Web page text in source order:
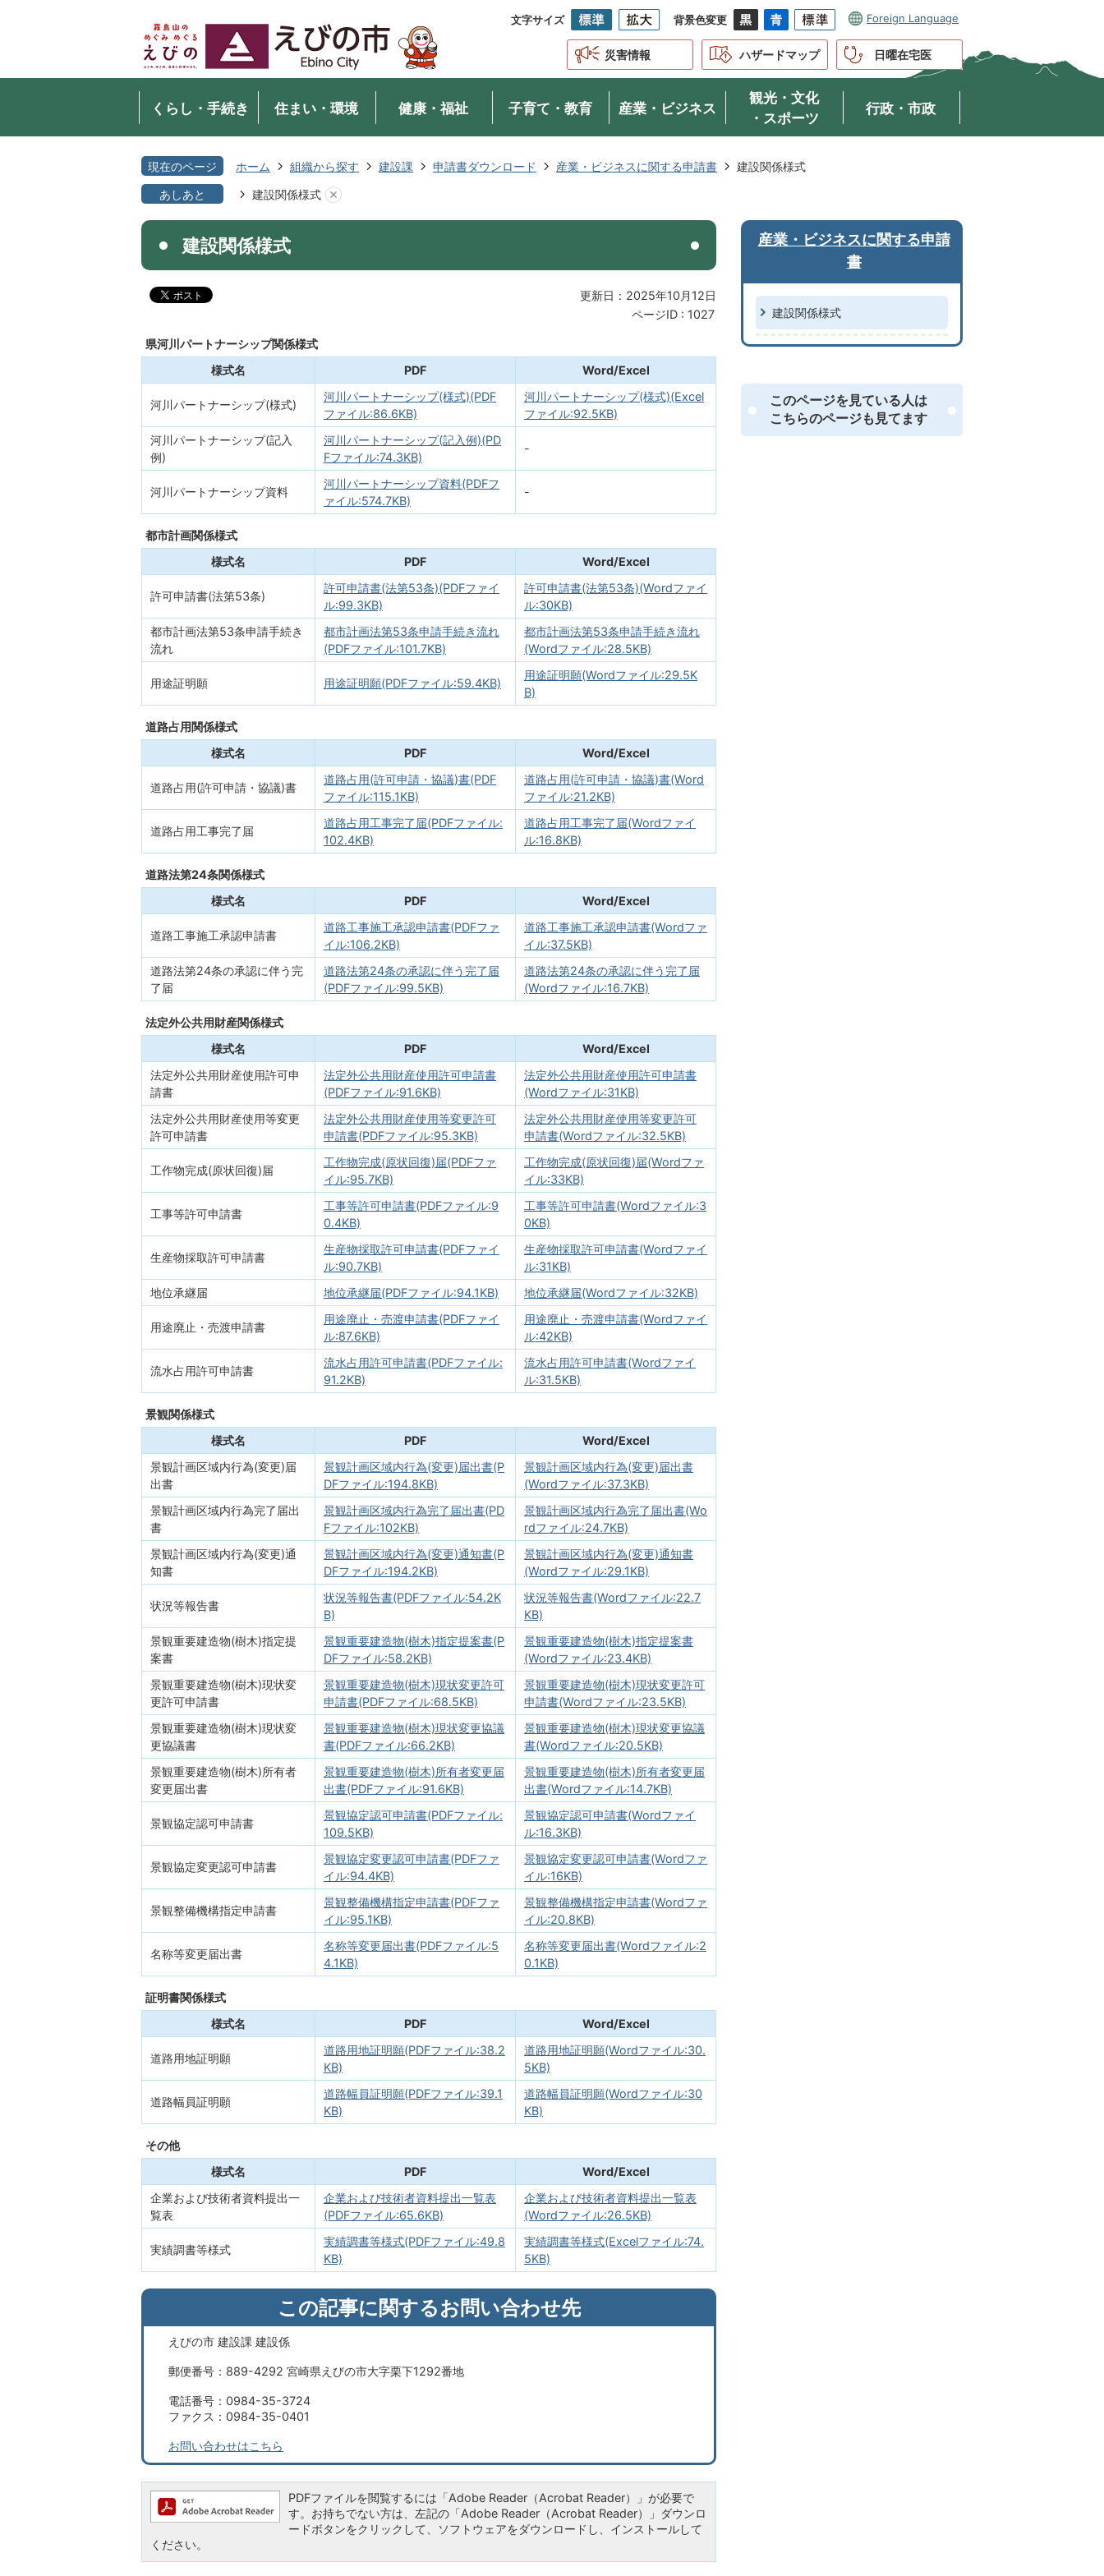
文字サイズ 背景色変更 Foreign Language
災害情報 ハザードマップ 日曜在宅医
くらし・手続き 住まい・環境 健康・福祉 子育て・教育 産業・ビジネス
観光・文化
・スポーツ
行政・市政
現在のページ ホーム 組織から探す 建設課 申請書ダウンロード 産業・ビジネスに関する申請書
建設関係様式
あしあと
建設関係様式
建設関係様式
更新日：2025年10月12日
ページID : 1027
県河川パートナーシップ関係様式
様式名
PDF Word/Excel
河川パートナーシップ(様式)
河川パートナーシップ(様式)(PDF
ファイル:86.6KB)
河川パートナーシップ(様式)(Excel
ファイル:92.5KB)
河川パートナーシップ(記入
例)
河川パートナーシップ(記入例)(PD
Fファイル:74.3KB)
-
河川パートナーシップ資料
河川パートナーシップ資料(PDFフ
ァイル:574.7KB)
-
都市計画関係様式
様式名
PDF Word/Excel
許可申請書(法第53条)
許可申請書(法第53条)(PDFファイ
ル:99.3KB)
許可申請書(法第53条)(Wordファイ
ル:30KB)
都市計画法第53条申請手続き
流れ
都市計画法第53条申請手続き流れ
(PDFファイル:101.7KB)
都市計画法第53条申請手続き流れ
(Wordファイル:28.5KB)
用途証明願 用途証明願(PDFファイル:59.4KB)
用途証明願(Wordファイル:29.5K
B)
道路占用関係様式
様式名
PDF Word/Excel
道路占用(許可申請・協議)書
道路占用(許可申請・協議)書(PDF
ファイル:115.1KB)
道路占用(許可申請・協議)書(Word
ファイル:21.2KB)
道路占用工事完了届
道路占用工事完了届(PDFファイル:
102.4KB)
道路占用工事完了届(Wordファイ
ル:16.8KB)
道路法第24条関係様式
様式名
PDF Word/Excel
道路工事施工承認申請書
道路工事施工承認申請書(PDFファ
イル:106.2KB)
道路工事施工承認申請書(Wordファ
イル:37.5KB)
道路法第24条の承認に伴う完
了届
道路法第24条の承認に伴う完了届
(PDFファイル:99.5KB)
道路法第24条の承認に伴う完了届
(Wordファイル:16.7KB)
法定外公共用財産関係様式
様式名
PDF
Word/Excel
法定外公共用財産使用許可申
請書
法定外公共用財産使用許可申請書
(PDFファイル:91.6KB)
法定外公共用財産使用許可申請書
(Wordファイル:31KB)
法定外公共用財産使用等変更
許可申請書
法定外公共用財産使用等変更許可
申請書(PDFファイル:95.3KB)
法定外公共用財産使用等変更許可
申請書(Wordファイル:32.5KB)
工作物完成(原状回復)届
工作物完成(原状回復)届(PDFファ
イル:95.7KB)
工作物完成(原状回復)届(Wordファ
イル:33KB)
工事等許可申請書
工事等許可申請書(PDFファイル:9
0.4KB)
工事等許可申請書(Wordファイル:3
0KB)
生産物採取許可申請書
生産物採取許可申請書(PDFファイ
ル:90.7KB)
生産物採取許可申請書(Wordファイ
ル:31KB)
地位承継届
地位承継届(PDFファイル:94.1KB) 地位承継届(Wordファイル:32KB)
用途廃止・売渡申請書
用途廃止・売渡申請書(PDFファイ
ル:87.6KB)
用途廃止・売渡申請書(Wordファイ
ル:42KB)
流水占用許可申請書
流水占用許可申請書(PDFファイル:
91.2KB)
流水占用許可申請書(Wordファイ
ル:31.5KB)
景観関係様式
様式名
PDF
Word/Excel
景観計画区域内行為(変更)届
出書
景観計画区域内行為(変更)届出書(P
DFファイル:194.8KB)
景観計画区域内行為(変更)届出書
(Wordファイル:37.3KB)
景観計画区域内行為完了届出
書
景観計画区域内行為完了届出書(PD
Fファイル:102KB)
景観計画区域内行為完了届出書(Wo
rdファイル:24.7KB)
景観計画区域内行為(変更)通
知書
景観計画区域内行為(変更)通知書(P
DFファイル:194.2KB)
景観計画区域内行為(変更)通知書
(Wordファイル:29.1KB)
状況等報告書
状況等報告書(PDFファイル:54.2K
B)
状況等報告書(Wordファイル:22.7
KB)
景観重要建造物(樹木)指定提
案書
景観重要建造物(樹木)指定提案書(P
DFファイル:58.2KB)
景観重要建造物(樹木)指定提案書
(Wordファイル:23.4KB)
景観重要建造物(樹木)現状変
更許可申請書
景観重要建造物(樹木)現状変更許可
申請書(PDFファイル:68.5KB)
景観重要建造物(樹木)現状変更許可
申請書(Wordファイル:23.5KB)
景観重要建造物(樹木)現状変
更協議書
景観重要建造物(樹木)現状変更協議
書(PDFファイル:66.2KB)
景観重要建造物(樹木)現状変更協議
書(Wordファイル:20.5KB)
景観重要建造物(樹木)所有者
変更届出書
景観重要建造物(樹木)所有者変更届
出書(PDFファイル:91.6KB)
景観重要建造物(樹木)所有者変更届
出書(Wordファイル:14.7KB)
景観協定認可申請書
景観協定認可申請書(PDFファイル:
109.5KB)
景観協定認可申請書(Wordファイ
ル:16.3KB)
景観協定変更認可申請書
景観協定変更認可申請書(PDFファ
イル:94.4KB)
景観協定変更認可申請書(Wordファ
イル:16KB)
景観整備機構指定申請書
景観整備機構指定申請書(PDFファ
イル:95.1KB)
景観整備機構指定申請書(Wordファ
イル:20.8KB)
名称等変更届出書
名称等変更届出書(PDFファイル:5
4.1KB)
名称等変更届出書(Wordファイル:2
0.1KB)
証明書関係様式
様式名
PDF Word/Excel
道路用地証明願
道路用地証明願(PDFファイル:38.2
KB)
道路用地証明願(Wordファイル:30.
5KB)
道路幅員証明願
道路幅員証明願(PDFファイル:39.1
KB)
道路幅員証明願(Wordファイル:30
KB)
その他
様式名
PDF
Word/Excel
企業および技術者資料提出一
覧表
企業および技術者資料提出一覧表
(PDFファイル:65.6KB)
企業および技術者資料提出一覧表
(Wordファイル:26.5KB)
実績調書等様式
実績調書等様式(PDFファイル:49.8
KB)
実績調書等様式(Excelファイル:74.
5KB)
この記事に関するお問い合わせ先
えびの市 建設課 建設係
郵便番号：889-4292 宮崎県えびの市大字栗下1292番地
電話番号：0984-35-3724
ファクス：0984-35-0401
お問い合わせはこちら
PDFファイルを閲覧するには「Adobe Reader（Acrobat Reader）」が必要で
す。お持ちでない方は、左記の「Adobe Reader（Acrobat Reader）」ダウンロ
ードボタンをクリックして、ソフトウェアをダウンロードし、インストールして
ください。
産業・ビジネスに関する申請
書
建設関係様式
このページを見ている人は
こちらのページも見てます